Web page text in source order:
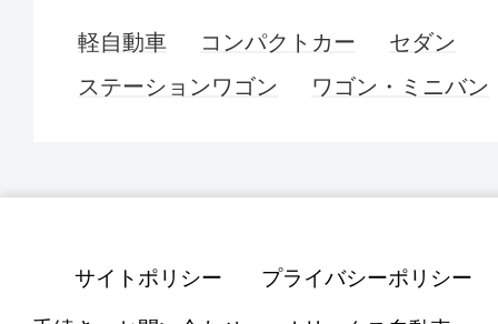
軽自動車 コンパクトカー
セダン
ステーションワゴン
ワゴン・ミニバン
サイトポリシー プライバシーポリシー